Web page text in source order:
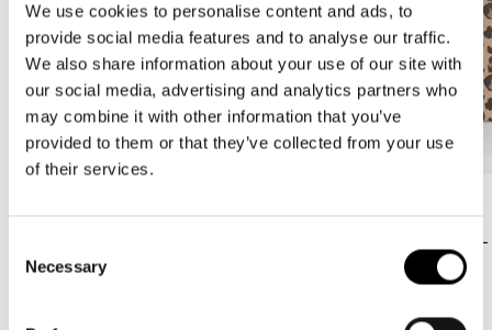
We use cookies to personalise content and ads, to
provide social media features and to analyse our traffic.
We also share information about your use of our site with
our social media, advertising and analytics partners who
may combine it with other information that you’ve
provided to them or that they’ve collected from your use
of their services.
Selection
Necessary
leo macchiato
loopshopper L
leo macchiato
Precio
59,95€